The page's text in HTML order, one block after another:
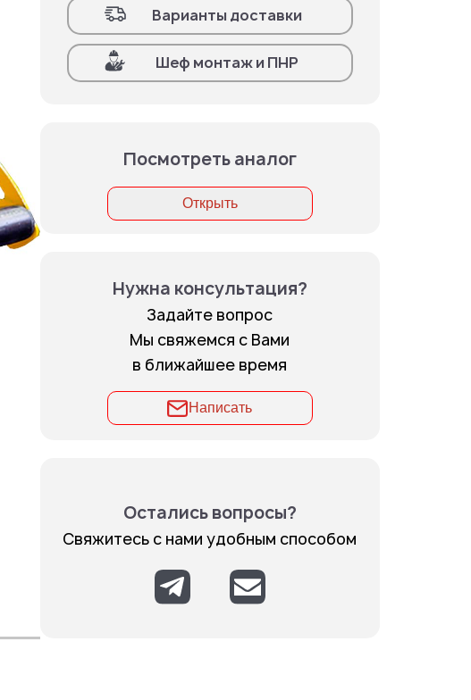
Варианты доставки
Шеф монтаж и ПНР
Посмотреть аналог
Открыть
Нужна консультация?
Задайте вопрос
Мы свяжемся с Вами
в ближайшее время
Написать
Остались вопросы?
Свяжитесь с нами удобным способом